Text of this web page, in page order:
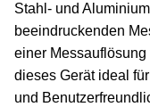
Stahl- und
beeindruckenden
einer
dieses Gerät ideal
und